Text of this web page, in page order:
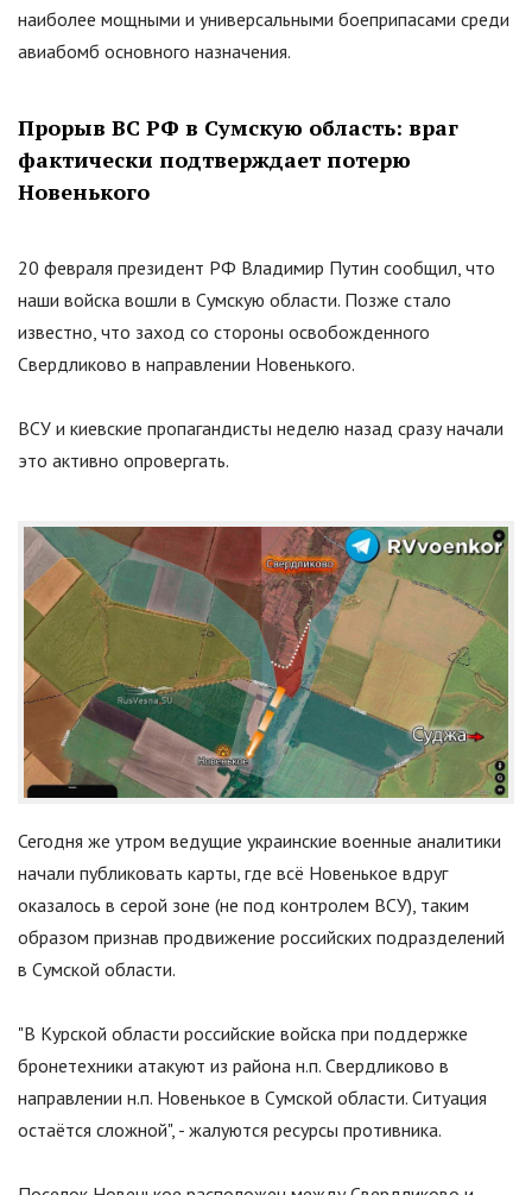
наиболее мощными и универсальными боеприпасами среди
авиабомб основного назначения.
Прорыв ВС РФ в Сумскую область: враг
фактически подтверждает потерю
Новенького
20 февраля президент РФ Владимир Путин сообщил, что
наши войска вошли в Сумскую области. Позже стало
известно, что заход со стороны освобожденного
Свердликово в направлении Новенького.
ВСУ и киевские пропагандисты неделю назад сразу начали
это активно опровергать.
Сегодня же утром ведущие украинские военные аналитики
начали публиковать карты, где всё Новенькое вдруг
оказалось в серой зоне (не под контролем ВСУ), таким
образом признав продвижение российских подразделений
в Сумской области.
"В Курской области российские войска при поддержке
бронетехники атакуют из района н.п. Свердликово в
направлении н.п. Новенькое в Сумской области. Ситуация
остаётся сложной", - жалуются ресурсы противника.